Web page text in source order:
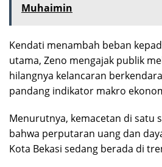
Muhaimin
Kendati menambah beban
utama, Zeno mengajak publik
hilangnya kelancaran
pandang indikator makro
Menurutnya, kemacetan di satu
bahwa perputaran uang dan
Kota Bekasi sedang berada di